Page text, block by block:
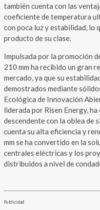
también cuenta con las
coeficiente de temperatura
con poca luz y estabilidad, lo
producto de su clase.
Impulsada por la promoción
210 mm ha recibido un gran
mercado, ya que su
demostrados mediante
Ecológica de Innovación
liderada por Risen Energy,
descendente con la oblea de
cuenta su alta eficiencia y
mm se ha convertido en la
centrales eléctricas y los
distribuidos a nivel de
Publicidad